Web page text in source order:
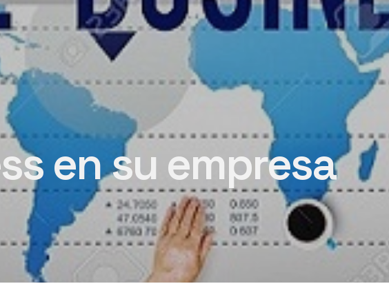
en su empresa